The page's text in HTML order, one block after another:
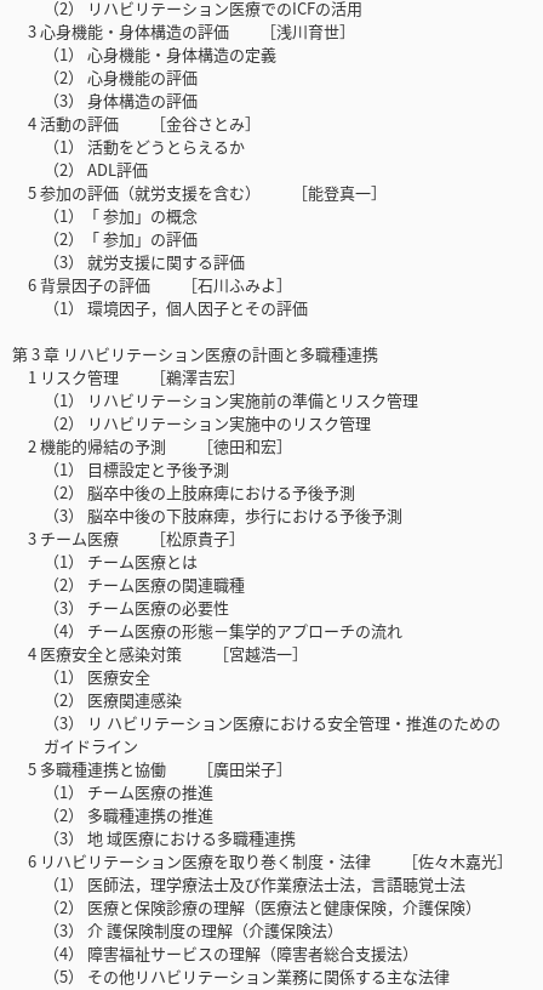
（2） リハビリテーション医療でのICFの活用
3 心身機能・身体構造の評価 ［浅川育世］
（1） 心身機能・身体構造の定義
（2） 心身機能の評価
（3） 身体構造の評価
4 活動の評価 ［金谷さとみ］
（1） 活動をどうとらえるか
（2） ADL評価
5 参加の評価（就労支援を含む） ［能登真一］
（1）「 参加」の概念
（2）「 参加」の評価
（3） 就労支援に関する評価
6 背景因子の評価 ［石川ふみよ］
（1） 環境因子，個人因子とその評価
第 3 章 リハビリテーション医療の計画と多職種連携
1 リスク管理 ［鵜澤吉宏］
（1） リハビリテーション実施前の準備とリスク管理
（2） リハビリテーション実施中のリスク管理
2 機能的帰結の予測 ［徳田和宏］
（1） 目標設定と予後予測
（2） 脳卒中後の上肢麻痺における予後予測
（3） 脳卒中後の下肢麻痺，歩行における予後予測
3 チーム医療 ［松原貴子］
（1） チーム医療とは
（2） チーム医療の関連職種
（3） チーム医療の必要性
（4） チーム医療の形態－集学的アプローチの流れ
4 医療安全と感染対策 ［宮越浩一］
（1） 医療安全
（2） 医療関連感染
（3） リ ハビリテーション医療における安全管理・推進のための
ガイドライン
5 多職種連携と協働 ［廣田栄子］
（1） チーム医療の推進
（2） 多職種連携の推進
（3） 地 域医療における多職種連携
6 リハビリテーション医療を取り巻く制度・法律 ［佐々木嘉光］
（1） 医師法，理学療法士及び作業療法士法，言語聴覚士法
（2） 医療と保険診療の理解（医療法と健康保険，介護保険）
（3） 介 護保険制度の理解（介護保険法）
（4） 障害福祉サービスの理解（障害者総合支援法）
（5） その他リハビリテーション業務に関係する主な法律